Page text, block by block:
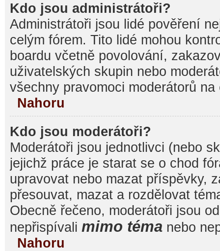
Kdo jsou administrátoři?
Administrátoři jsou lidé pověření
celým fórem. Tito lidé mohou
boardu včetně povolování,
uživatelských skupin nebo
všechny pravomoci moderátorů na
Nahoru
Kdo jsou moderátoři?
Moderátoři jsou jednotlivci (nebo
jejichž práce je starat se o chod
upravovat nebo mazat příspěvky,
přesouvat, mazat a rozdělovat
Obecně řečeno, moderátoři jsou
nepřispívali mimo téma nebo
Nahoru